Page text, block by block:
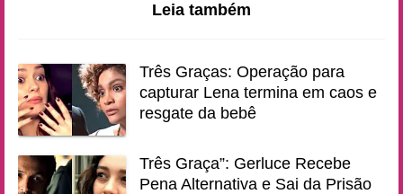
Leia também
Três Graças: Operação para
capturar Lena termina em caos e
resgate da bebê
Três Graça”: Gerluce Recebe
Pena Alternativa e Sai da Prisão